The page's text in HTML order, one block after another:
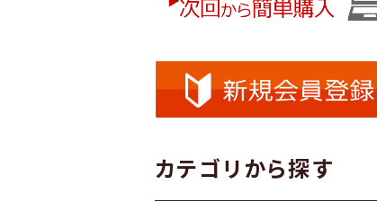
カテゴリから探す